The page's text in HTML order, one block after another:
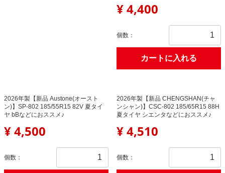
¥ 4,400
個数：
カートに入れる
2026年製【新品 Austone(オースト
ン)】SP-802 185/55R15 82V 夏タイ
ヤ bBなどにおススメ♪
¥ 4,500
個数：
2026年製【新品 CHENGSHAN(チャ
ンシャン)】CSC-802 185/65R15 88H
夏タイヤ シエンタなどにおススメ♪
¥ 4,510
個数：